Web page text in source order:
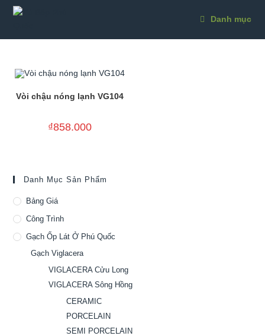
Skip
Danh mục
Vòi chậu nóng lạnh VG104
₫858.000
Danh Mục Sản Phẩm
Bảng Giá
Công Trình
Gạch Ốp Lát Ở Phú Quốc
Gạch Viglacera
VIGLACERA Cửu Long
VIGLACERA Sông Hồng
CERAMIC
PORCELAIN
SEMI PORCELAIN